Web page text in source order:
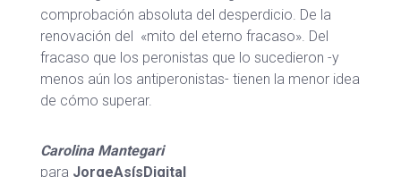
comprobación absoluta del desperdicio. De la
renovación del «mito del eterno fracaso». Del
fracaso que los peronistas que lo sucedieron -y
menos aún los antiperonistas- tienen la menor idea
de cómo superar.
Carolina Mantegari
para JorgeAsísDigital